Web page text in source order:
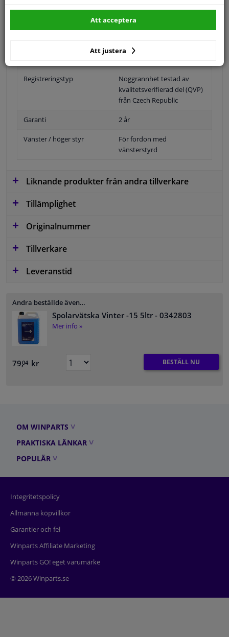
Uppvärmbar
Registreringstyp
Noggrannhet testad av
kvalitetsverifierad del (QVP)
från Czech Republic
Garanti 2 år
Vänster / höger styr
För fordon med
vänsterstyrd
Liknande produkter från andra tillverkare
Tillämplighet
Originalnummer
Tillverkare
Leveranstid
Andra beställde även…
Spolarvätska Vinter -15 5ltr - 0342803
Mer info »
79,04 kr BESTÄLL NU
OM WINPARTS
PRAKTISKA LÄNKAR
POPULÄR
Integritetspolicy
Allmänna köpvillkor
Garantier och fel
Winparts Affiliate Marketing
Winparts GO! eget varumärke
© 2026 Winparts.se
Att justera
Att acceptera